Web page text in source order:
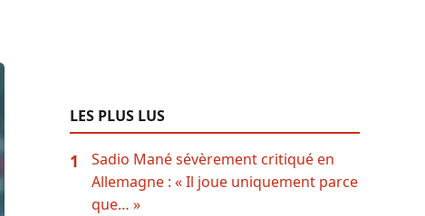
LES PLUS LUS
1
Sadio Mané sévèrement critiqué en
Allemagne : « Il joue uniquement parce
que… »